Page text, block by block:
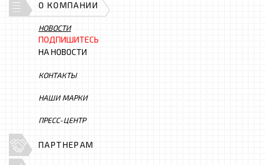
О КОМПАНИИ
НОВОСТИ
ПОДПИШИТЕСЬ
НА НОВОСТИ
КОНТАКТЫ
НАШИ МАРКИ
ПРЕСС-ЦЕНТР
ПАРТНЕРАМ